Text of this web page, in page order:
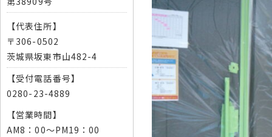
【代表住所】
〒306-0502
茨城県坂東市山482-4
【受付電話番号】
0280-23-4889
【営業時間】
AM8：00～PM19：00